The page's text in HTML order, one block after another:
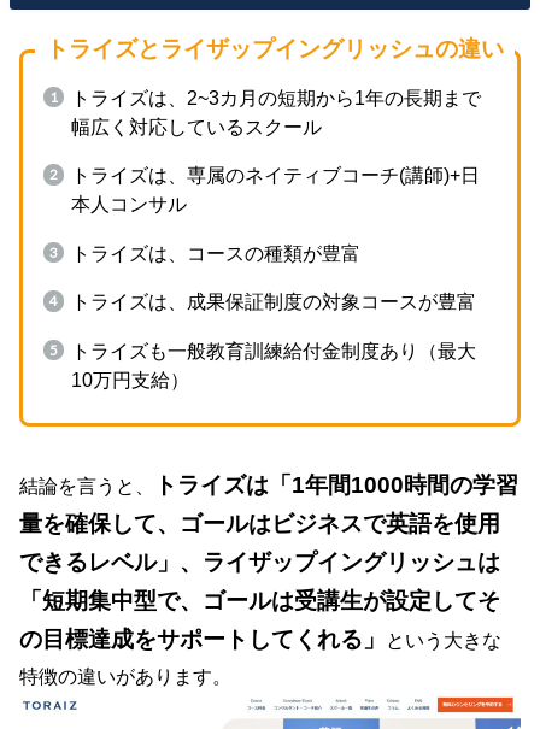
トライズとライザップイングリッシュの違い
トライズは、2~3カ月の短期から1年の長期まで
幅広く対応しているスクール
トライズは、専属のネイティブコーチ(講師)+日
本人コンサル
トライズは、コースの種類が豊富
トライズは、成果保証制度の対象コースが豊富
トライズも一般教育訓練給付金制度あり（最大
10万円支給）
結論を言うと、
トライズは「1年間1000時間の学習
量を確保して、ゴールはビジネスで英語を使用
できるレベル」、ライザップイングリッシュは
「短期集中型で、ゴールは受講生が設定してそ
の目標達成をサポートしてくれる」
という大きな
特徴の違いがあります。